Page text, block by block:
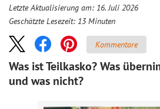
Letzte Aktualisierung am: 16. Juli 2026
Geschätzte Lesezeit: 13 Minuten
Kommentare
Was ist Teilkasko? Was
und was nicht?